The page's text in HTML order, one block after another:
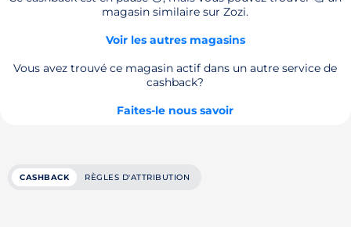
magasin similaire sur Zozi.
Voir les autres magasins
Vous avez trouvé ce magasin actif dans un autre service de
cashback?
Faites-le nous savoir
CASHBACK RÈGLES D'ATTRIBUTION